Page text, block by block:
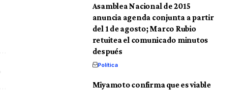
Asamblea Nacional de 2015
anuncia agenda conjunta a partir
del 1 de agosto; Marco Rubio
retuitea el comunicado minutos
después
Política
Miyamoto confirma que es viable